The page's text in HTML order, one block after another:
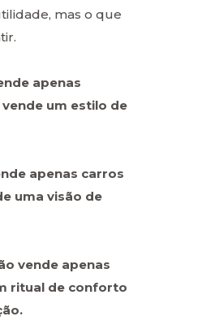
mas o que
apenas
um estilo de
apenas carros
uma visão de
vende apenas
ritual de conforto